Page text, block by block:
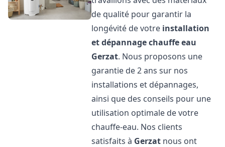
de qualité pour garantir la
longévité de votre installation
et dépannage chauffe eau
Gerzat. Nous proposons une
garantie de 2 ans sur nos
installations et dépannages,
ainsi que des conseils pour une
utilisation optimale de votre
chauffe-eau. Nos clients
satisfaits à Gerzat nous ont